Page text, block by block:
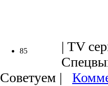
85
| TV
Советуем |